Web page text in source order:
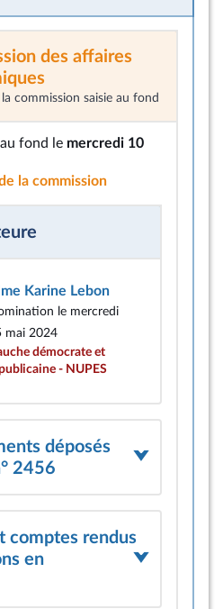
des affaires
commission saisie au fond
fond le mercredi 10
la commission
Karine Lebon
le mercredi
mai 2024
démocrate et
- NUPES
déposés
2456
comptes rendus
en